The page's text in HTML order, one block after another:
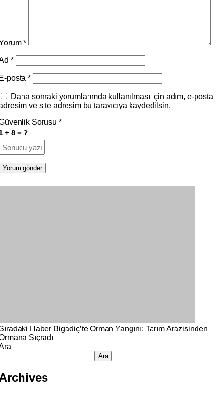
*
*
posta *
Daha sonraki yorumlarımda kullanılması için adım, e-posta
ve site adresim bu tarayıcıya kaydedilsin.
Sorusu *
+ 8 = ?
Haber Bigadiç’te Orman Yangını: Tarım Arazisinden
Sıçradı
Ara